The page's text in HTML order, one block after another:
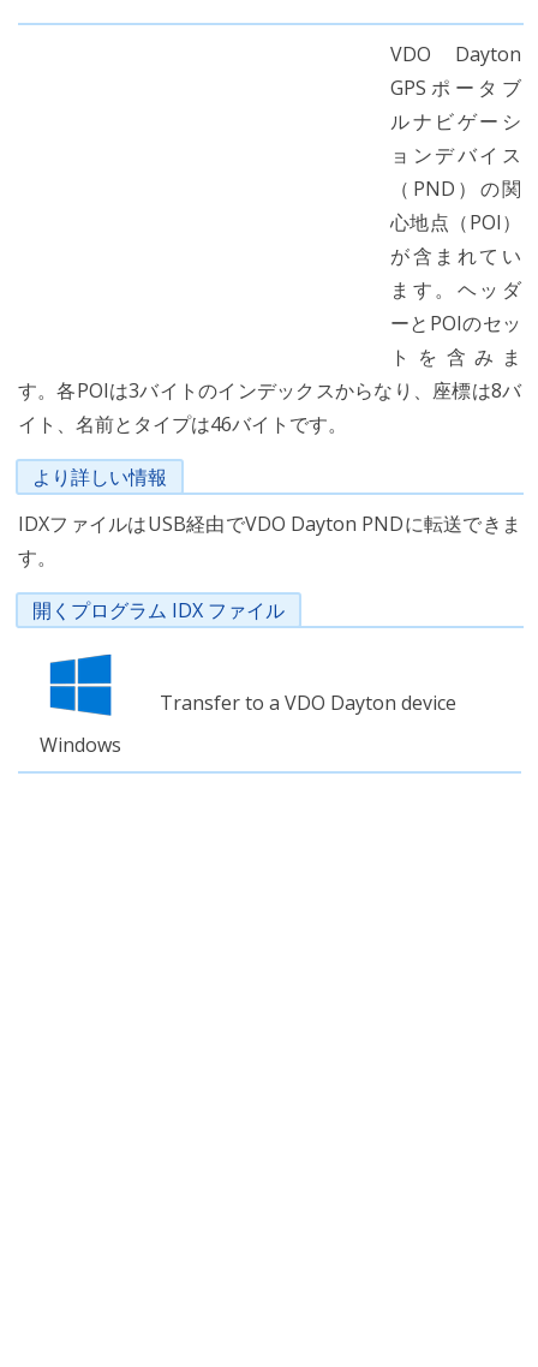
VDO Dayton
GPSポータブ
ルナビゲーシ
ョンデバイス
（PND）の関
心地点（POI）
が含まれてい
ます。ヘッダ
ーとPOIのセッ
トを含みま
す。各POIは3バイトのインデックスからなり、座標は8バ
イト、名前とタイプは46バイトです。
より詳しい情報
IDXファイルはUSB経由でVDO Dayton PNDに転送できま
す。
開くプログラム IDX ファイル
Windows
Transfer to a VDO Dayton device